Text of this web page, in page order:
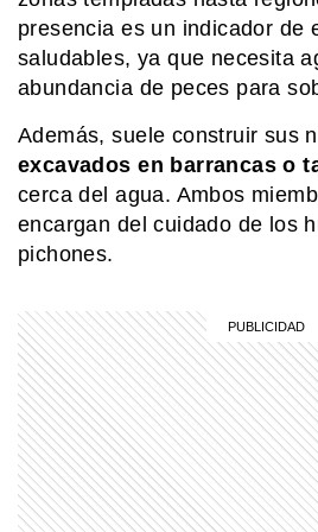
presencia es un indicador de
saludables, ya que necesita
abundancia de peces para
Además, suele construir sus
excavados en barrancas o
cerca del agua. Ambos
encargan del cuidado de los
pichones.
MI PAIS
La Revolución
para chicos
MI PAIS
¡Soberanía
que creó una
HISTORIA
Querido
las cartas de
Cuenca, su
de su partida
SABER MAS
Cambio
vez nacen
países?